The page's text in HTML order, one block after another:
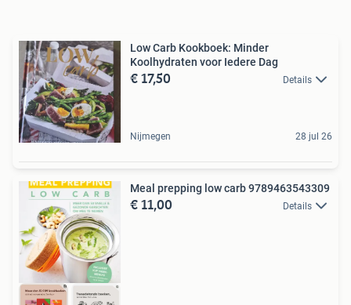
Low Carb Kookboek: Minder
Koolhydraten voor Iedere Dag
€ 17,50 Details
Nijmegen 28 jul 26
Meal prepping low carb 9789463543309
€ 11,00 Details